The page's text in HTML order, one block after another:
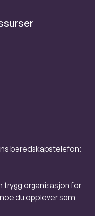
beredskapstelefon:
trygg organisasjon for
du opplever som